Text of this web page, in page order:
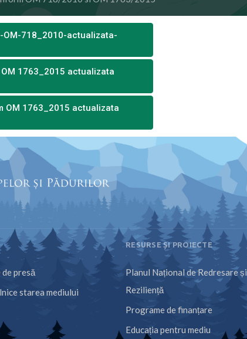
718_2010-actualizata-
1763_2015 actualizata
1763_2015 actualizata
presă
starea mediului
RESURSE ȘI PROIECTE
Planul Național de Redresare și
Reziliență
Programe de finanțare
Educația pentru mediu